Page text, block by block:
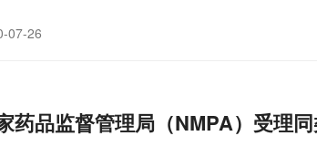
07-26
药品监督管理局（NMPA）受理